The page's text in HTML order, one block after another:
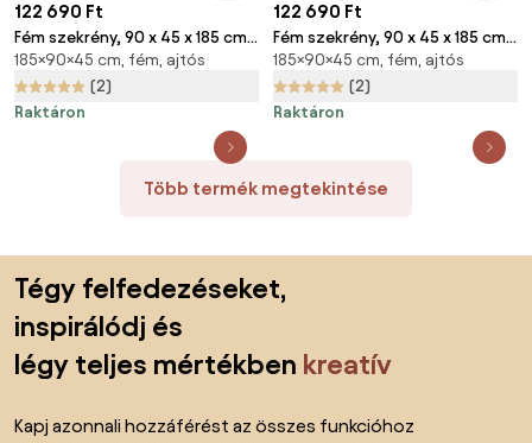
122 690 Ft
Fém szekrény, 90 x 45 x 185 cm,
hengerzár, piros - ral 3000
185×90×45 cm, fém, ajtós
(2)
Raktáron
122 690 Ft
Fém szekrény, 90 x 45 x 185 cm,
hengerzár, kék - ral 5012
185×90×45 cm, fém, ajtós
(2)
Raktáron
Több termék megtekintése
Tégy felfedezéseket,
inspirálódj és
légy teljes mértékben kreatív
Kapj azonnali hozzáférést az összes funkcióhoz